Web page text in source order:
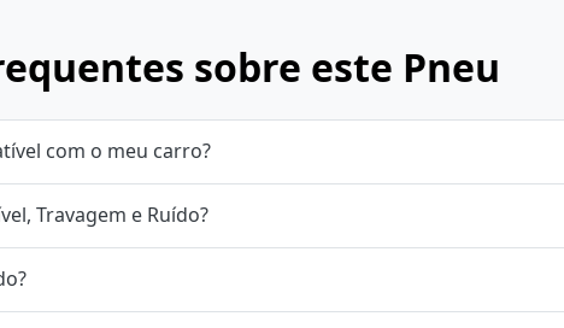
sobre este Pneu
com o meu carro?
Travagem e Ruído?